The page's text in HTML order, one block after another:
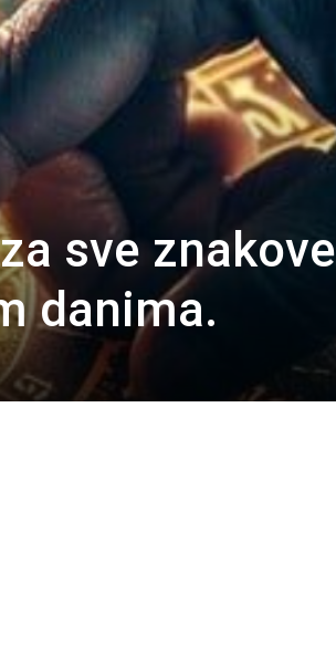
sve znakove
danima.